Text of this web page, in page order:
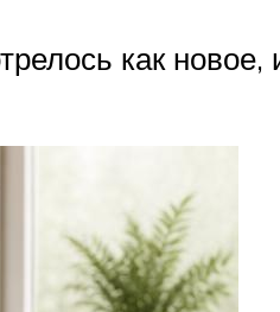
как новое,